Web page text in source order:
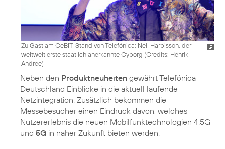
Zu Gast am CeBIT-Stand von Telefónica: Neil Harbisson, der
weltweit erste staatlich anerkannte Cyborg (Credits: Henrik
Andree)
Neben den Produktneuheiten gewährt Telefónica
Deutschland Einblicke in die aktuell laufende
Netzintegration. Zusätzlich bekommen die
Messebesucher einen Eindruck davon, welches
Nutzererlebnis die neuen Mobilfunktechnologien 4.5G
und 5G in naher Zukunft bieten werden.